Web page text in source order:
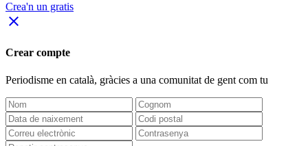
Crea'n un gratis
close
Crear compte
Periodisme en català, gràcies a una comunitat de gent com tu